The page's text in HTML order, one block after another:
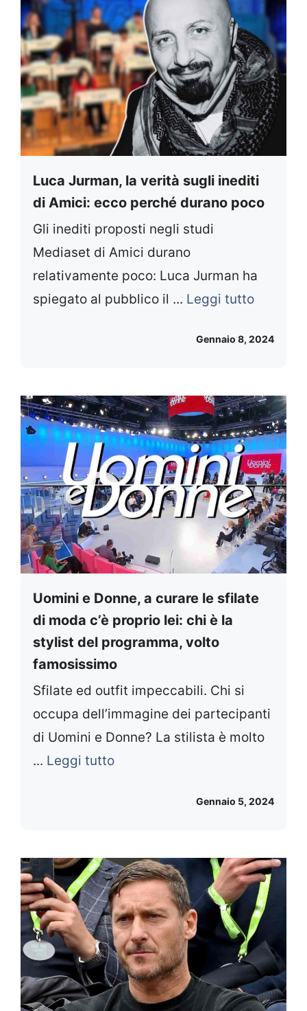
Luca Jurman, la verità sugli inediti
di Amici: ecco perché durano poco
Gli inediti proposti negli studi
Mediaset di Amici durano
relativamente poco: Luca Jurman ha
spiegato al pubblico il ... Leggi tutto
Gennaio 8, 2024
Uomini e Donne, a curare le sfilate
di moda c’è proprio lei: chi è la
stylist del programma, volto
famosissimo
Sfilate ed outfit impeccabili. Chi si
occupa dell’immagine dei partecipanti
di Uomini e Donne? La stilista è molto
... Leggi tutto
Gennaio 5, 2024